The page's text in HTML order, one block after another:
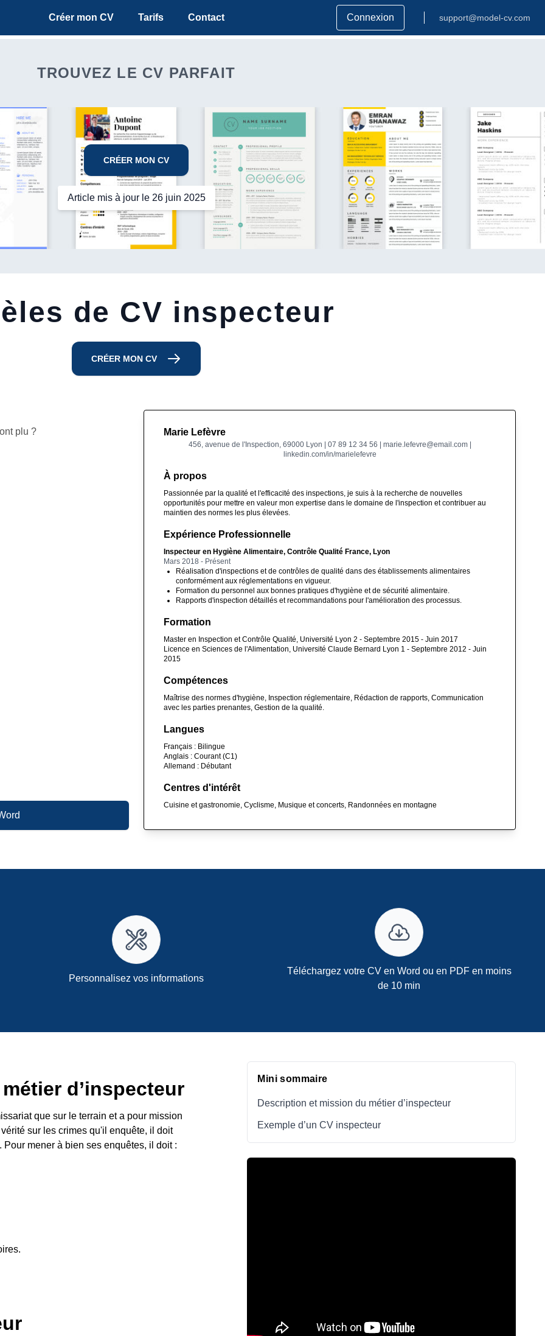
Créer mon CV Tarifs Contact Connexion support@model-cv.com
TROUVEZ LE CV PARFAIT
CRÉER MON CV
Article mis à jour le 26 juin 2025
de CV inspecteur
CRÉER MON CV
plu ? Marie Lefèvre
456, avenue de l'Inspection, 69000 Lyon | 07 89 12 34 56 | marie.lefevre@email.com |
linkedin.com/in/marielefevre
À propos
Passionnée par la qualité et l'efficacité des inspections, je suis à la recherche de nouvelles
opportunités pour mettre en valeur mon expertise dans le domaine de l'inspection et contribuer au
maintien des normes les plus élevées.
Expérience Professionnelle
Inspecteur en Hygiène Alimentaire, Contrôle Qualité France, Lyon
Mars 2018 - Présent
Réalisation d'inspections et de contrôles de qualité dans des établissements alimentaires
conformément aux réglementations en vigueur.
Formation du personnel aux bonnes pratiques d'hygiène et de sécurité alimentaire.
Rapports d'inspection détaillés et recommandations pour l'amélioration des processus.
Formation
Master en Inspection et Contrôle Qualité, Université Lyon 2 - Septembre 2015 - Juin 2017
Licence en Sciences de l'Alimentation, Université Claude Bernard Lyon 1 - Septembre 2012 - Juin
2015
Compétences
Maîtrise des normes d'hygiène, Inspection réglementaire, Rédaction de rapports, Communication
avec les parties prenantes, Gestion de la qualité.
Langues
Français : Bilingue
Anglais : Courant (C1)
Allemand : Débutant
Centres d'intérêt
Cuisine et gastronomie, Cyclisme, Musique et concerts, Randonnées en montagne
Personnalisez vos informations
Téléchargez votre CV en Word ou en PDF en moins
de 10 min
d’inspecteur
que sur le terrain et a pour mission
sur les crimes qu'il enquête, il doit
mener à bien ses enquêtes, il doit :
Mini sommaire
Description et mission du métier d’inspecteur
Exemple d’un CV inspecteur